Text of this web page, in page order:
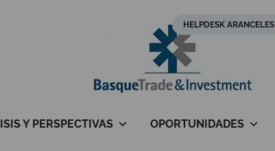
HELPDESK ARANCELES
Y PERSPECTIVAS OPORTUNIDADES